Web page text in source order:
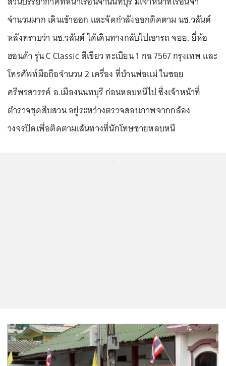
จำนวนมาก เดินเข้าออก และจัดกำลังออกติดตาม นช.วสันต์
หลังทราบว่า นช.วสันต์ ได้เดินทางกลับไปเอารถ จยย. ยี่ห้อ
ฮอนด้า รุ่น C Classic สีเขียว ทะเบียน 1 กฉ 7567 กรุงเทพ และ
โทรศัพท์มือถือจำนวน 2 เครื่อง ที่บ้านพ่อแม่ ในซอย
ศรีพรสวรรค์ อ.เมืองนนทบุรี ก่อนหลบหนีไป ซึ่งเจ้าหน้าที่
ตำรวจชุดสืบสวน อยู่ระหว่างตรวจสอบภาพจากกล้อง
วงจรปิดเพื่อติดตามเส้นทางที่นักโทษชายหลบหนี